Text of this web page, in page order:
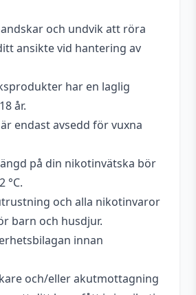
och undvik att röra
ansikte vid hantering av
har en laglig
år.
endast avsedd för vuxna
på din nikotinvätska bör
°C.
och alla nikotinvaror
barn och husdjur.
innan
och/eller akutmottagning
Tobak
Singel